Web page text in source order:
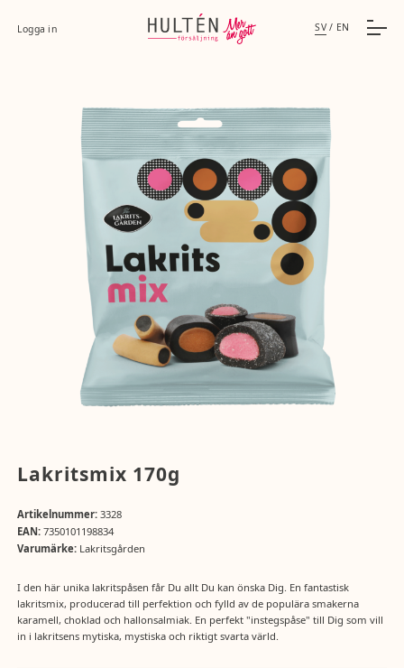
Logga in SV / EN
Lakritsmix 170g
Artikelnummer:3328
EAN:7350101198834
Varumärke:Lakritsgården
I den här unika lakritspåsen får Du allt Du kan önska Dig. En fantastisk
lakritsmix, producerad till perfektion och fylld av de populära smakerna
karamell, choklad och hallonsalmiak. En perfekt "instegspåse" till Dig som vill
in i lakritsens mytiska, mystiska och riktigt svarta värld.